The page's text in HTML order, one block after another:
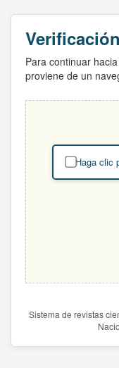
Para continuar
proviene de un
Haga clic
Sistema de revistas